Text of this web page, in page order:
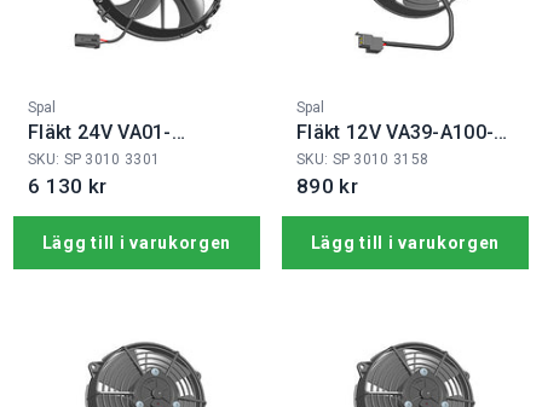
Fabrikat:
Spal
Fläkt 24V VA01-
BP90/LL-66A
SKU: SP 3010 3301
6 130 kr
Lägg till i varukorgen
Fabrikat:
Spal
Fläkt 12V VA39-A100-
45S
SKU: SP 3010 3158
890 kr
Lägg till i varukorgen